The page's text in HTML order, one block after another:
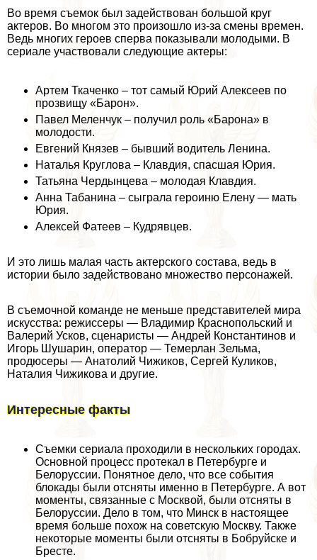
Во время съемок был задействован большой круг
актеров. Во многом это произошло из-за смены времен.
Ведь многих героев сперва показывали молодыми. В
сериале участвовали следующие актеры:
Артем Ткаченко – тот самый Юрий Алексеев по
прозвищу «Барон».
Павел Меленчук – получил роль «Барона» в
молодости.
Евгений Князев – бывший водитель Ленина.
Наталья Круглова – Клавдия, спасшая Юрия.
Татьяна Чердынцева – молодая Клавдия.
Анна Табанина – сыграла героиню Елену — мать
Юрия.
Алексей Фатеев – Кудрявцев.
И это лишь малая часть актерского состава, ведь в
истории было задействовано множество персонажей.
В съемочной комaнде не меньше представителей мира
искусства: режиссеры — Владимир Краснопольский и
Валерий Усков, сценаристы — Андрей Константинов и
Игорь Шушарин, оператор — Темерлан Зельма,
продюсеры — Анатолий Чижиков, Сергeй Куликов,
Наталия Чижикова и другие.
Интересные факты
Съемки сериала проходили в нескольких городах.
Основной процесс протекал в Петербурге и
Белоруссии. Понятное дело, что все события
блокады были отсняты именно в Петербурге. А вот
моменты, связанные с Москвой, были отсняты в
Белоруссии. Дело в том, что Минск в настоящее
время больше похож на советскую Москву. Также
некоторые моменты были отсняты в Бобруйске и
Бресте.